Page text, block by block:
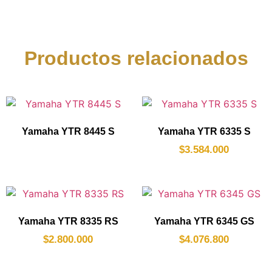
Productos relacionados
Yamaha YTR 8445 S Yamaha YTR 6335 S
$3.584.000
Yamaha YTR 8335 RS
$2.800.000
Yamaha YTR 6345 GS
$4.076.800